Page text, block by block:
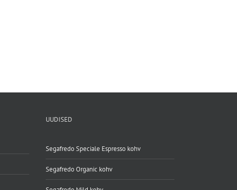
UUDISED
Segafredo Speciale Espresso kohv
Segafredo Organic kohv